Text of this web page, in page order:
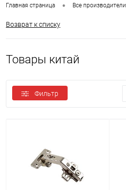
Главная страница • Все производители
Возврат к списку
Товары китай
Фильтр